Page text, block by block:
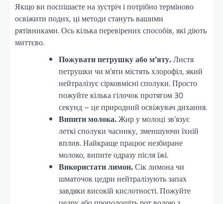
Якщо ви поспішаєте на зустріч і потрібно терміново
освіжити подих, ці методи стануть вашими
рятівниками. Ось кілька перевірених способів, які діють
миттєво.
Пожувати петрушку або м’яту.Листя
петрушки чи м’яти містять хлорофіл, який
нейтралізує сірковмісні сполуки. Просто
пожуйте кілька гілочок протягом 30
секунд – це природний освіжувач дихання.
Випити молока.Жир у молоці зв’язує
леткі сполуки часнику, зменшуючи їхній
вплив. Найкраще працює незбиране
молоко, випите одразу після їжі.
Використати лимон.Сік лимона чи
шматочок цедри нейтралізують запах
завдяки високій кислотності. Пожуйте